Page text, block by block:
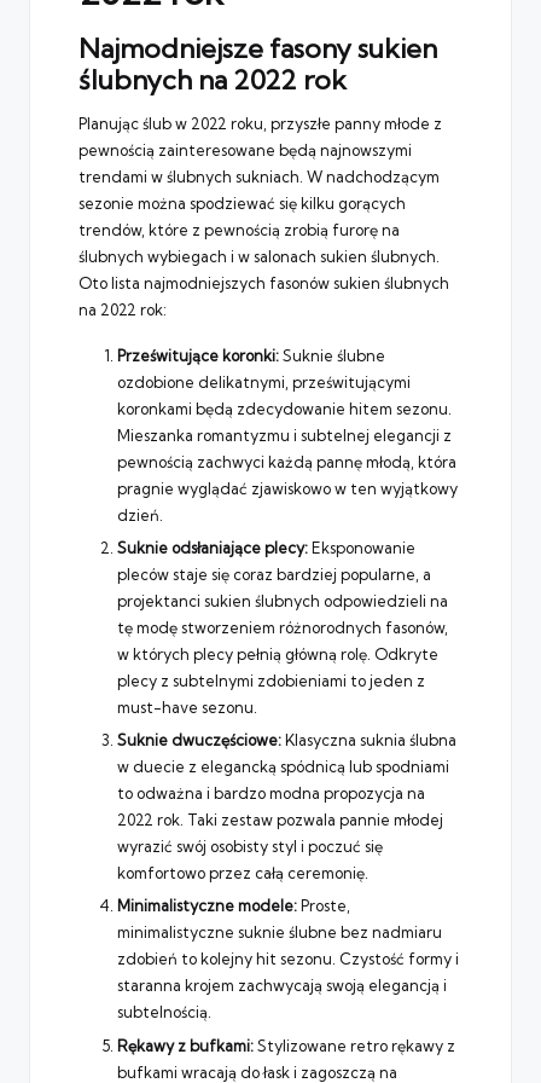
Najmodniejsze fasony sukien
ślubnych na 2022 rok
Planując ślub w 2022 roku, przyszłe panny młode z
pewnością zainteresowane będą najnowszymi
trendami w ślubnych sukniach. W nadchodzącym
sezonie można spodziewać się kilku gorących
trendów, które z pewnością zrobią furorę na
ślubnych wybiegach i w salonach sukien ślubnych.
Oto lista najmodniejszych fasonów sukien ślubnych
na 2022 rok:
Prześwitujące koronki:Suknie ślubne
ozdobione delikatnymi, prześwitującymi
koronkami będą zdecydowanie hitem sezonu.
Mieszanka romantyzmu i subtelnej elegancji z
pewnością zachwyci każdą pannę młodą, która
pragnie wyglądać zjawiskowo w ten wyjątkowy
dzień.
Suknie odsłaniające plecy:Eksponowanie
pleców staje się coraz bardziej popularne, a
projektanci sukien ślubnych odpowiedzieli na
tę modę stworzeniem różnorodnych fasonów,
w których plecy pełnią główną rolę. Odkryte
plecy z subtelnymi zdobieniami to jeden z
must-have sezonu.
Suknie dwuczęściowe:Klasyczna suknia ślubna
w duecie z elegancką spódnicą lub spodniami
to odważna i bardzo modna propozycja na
2022 rok. Taki zestaw pozwala pannie młodej
wyrazić swój osobisty styl i poczuć się
komfortowo przez całą ceremonię.
Minimalistyczne modele:Proste,
minimalistyczne suknie ślubne bez nadmiaru
zdobień to kolejny hit sezonu. Czystość formy i
staranna krojem zachwycają swoją elegancją i
subtelnością.
Rękawy z bufkami:Stylizowane retro rękawy z
bufkami wracają do łask i zagoszczą na